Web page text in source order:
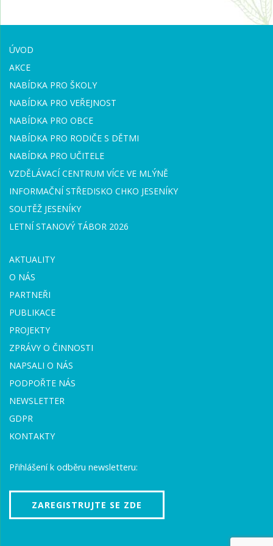
ÚVOD
AKCE
NABÍDKA PRO ŠKOLY
NABÍDKA PRO VEŘEJNOST
NABÍDKA PRO OBCE
NABÍDKA PRO RODIČE S DĚTMI
NABÍDKA PRO UČITELE
VZDĚLÁVACÍ CENTRUM VÍCE VE MLÝNĚ
INFORMAČNÍ STŘEDISKO CHKO JESENÍKY
SOUTĚŽ JESENÍKY
LETNÍ STANOVÝ TÁBOR 2026
AKTUALITY
O NÁS
PARTNEŘI
PUBLIKACE
PROJEKTY
ZPRÁVY O ČINNOSTI
NAPSALI O NÁS
PODPOŘTE NÁS
NEWSLETTER
GDPR
KONTAKTY
Přihlášení k odběru newsletteru:
ZAREGISTRUJTE SE ZDE